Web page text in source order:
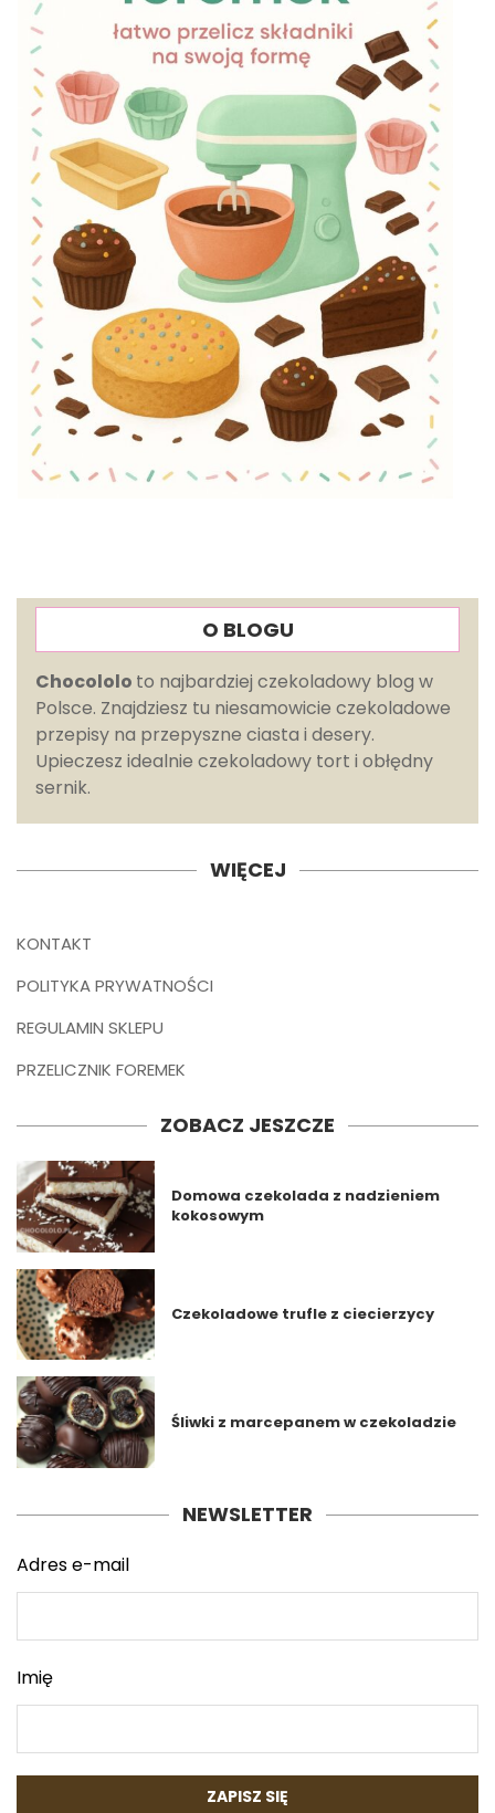
O BLOGU
Chocololo to najbardziej czekoladowy blog w
Polsce. Znajdziesz tu niesamowicie czekoladowe
przepisy na przepyszne ciasta i desery.
Upieczesz idealnie czekoladowy tort i obłędny
sernik.
WIĘCEJ
KONTAKT
POLITYKA PRYWATNOŚCI
REGULAMIN SKLEPU
PRZELICZNIK FOREMEK
ZOBACZ JESZCZE
Domowa czekolada z nadzieniem
kokosowym
Czekoladowe trufle z ciecierzycy
Śliwki z marcepanem w czekoladzie
NEWSLETTER
Adres e-mail
Imię